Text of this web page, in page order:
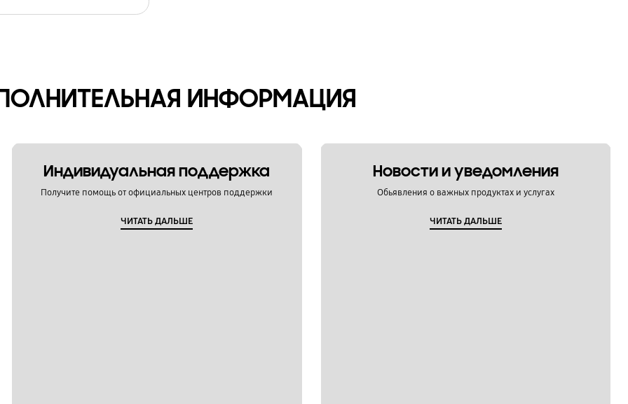
ИНФОРМАЦИЯ
Индивидуальная поддержка
Получите помощь от официальных центров поддержки
ЧИТАТЬ ДАЛЬШЕ
Новости и уведомления
Обьявления о важных продуктах и услугах
ЧИТАТЬ ДАЛЬШЕ